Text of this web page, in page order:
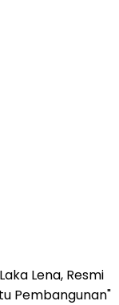
Lena, Resmi
Pembangunan"